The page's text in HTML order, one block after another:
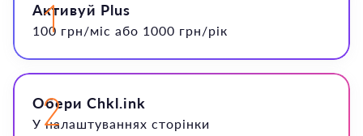
Активуй Plus
100 грн/міс або 1000 грн/рік
Обери Chkl.ink
У налаштуваннях сторінки